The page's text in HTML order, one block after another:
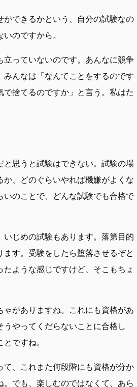
できるかという、自分の試験なの
のですから。
っていないのです。あんなに競争
んなは「なんてことをするのです
捨てるのですか」と言う。私はた
思うと試験はできない。試験の場
、どのぐらいやれば機嫌がよくな
のことで、どんな試験でも合格で
じめの試験もあります。落第目的
す。受験をしたら堕落させるぞと
ような感じですけど、そこもちょ
ゃがありますね。これにも資格があ
やってくだらないことに合格し
ですね。
、これまた何段階にも資格が分か
でも、楽しむのではなくて、あら